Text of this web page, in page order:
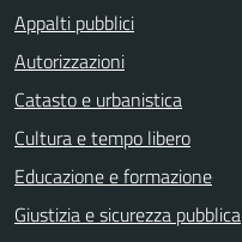
Appalti pubblici
Autorizzazioni
Catasto e urbanistica
Cultura e tempo libero
Educazione e formazione
Giustizia e sicurezza pubblica